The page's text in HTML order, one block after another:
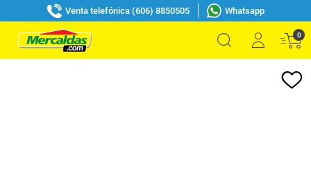
Venta telefónica (606) 8850505 Whatsapp
0